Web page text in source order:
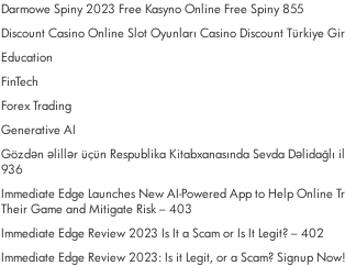
Darmowe Spiny 2023 Free Kasyno Online Free Spiny 855
Discount Casino Online Slot Oyunları Casino Discount Türkiye
Education
FinTech
Forex Trading
Generative AI
Gözdən əlillər üçün Respublika Kitabxanasında Sevda Dəlidağlı
936
Immediate Edge Launches New AI-Powered App to Help Online
Their Game and Mitigate Risk – 403
Immediate Edge Review 2023 Is It a Scam or Is It Legit? – 402
Immediate Edge Review 2023: Is it Legit, or a Scam? Signup